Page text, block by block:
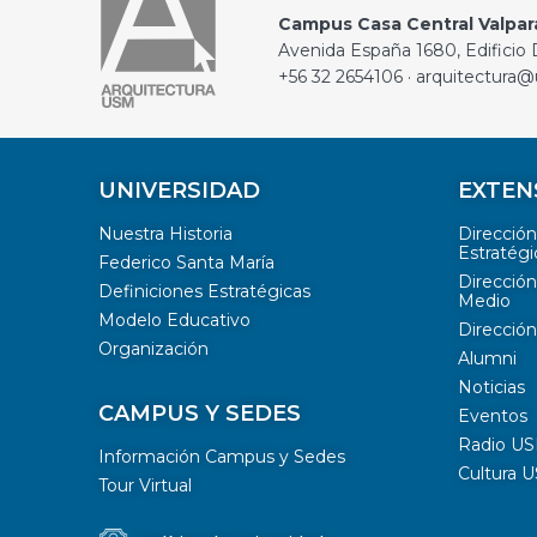
Campus Casa Central
Avenida España 1680, Edificio
+56 32 2654106 ·
UNIVERSIDAD
Nuestra Historia
Federico Santa María
Definiciones Estratégicas
Modelo Educativo
Organización
CAMPUS Y SEDES
Información Campus y Sedes
Tour Virtual
Medio
Alumni
Noticias
Eventos
Radio
Cultura